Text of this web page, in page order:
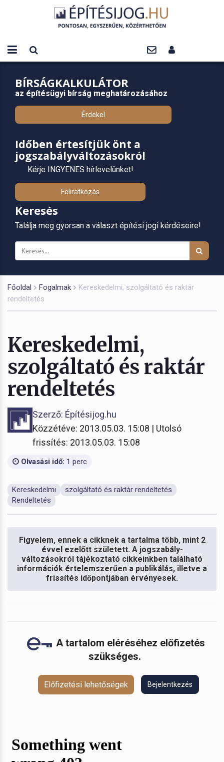
BÍRSÁGKALKULÁTOR
az építésügyi bírság meghatározásához
Érdekel
Időben értesítjük önt a
jogszabályváltozásokról
Kérje INGYENES hírlevelünket!
Feliratkozás
Keresés
Találja meg gyorsan a választ építési jogi kérdéseire!
Főoldal Fogalmak
Kereskedelmi, szolgáltató és raktár
rendeltetés
Kereskedelmi,
szolgáltató és raktár
rendeltetés
Szerző: Építésijog.hu
Közzétéve: 2013.05.03. 15:08 | Utolsó
frissítés: 2013.05.03. 15:08
Olvasási idő: 1 perc
Kereskedelmi
szolgáltató és raktár rendeltetés
Rendeltetés
Figyelem, ennek a cikknek a tartalma több, mint 2
évvel ezelőtt született. A jogszabály-
változásokról tájékoztató cikkeinkben található
információk értelemszerűen a publikálás, illetve a
frissítés időpontjában érvényesek.
A tartalom eléréséhez előfizetés
szükséges.
Előfizetési lehetőségek Bejelentkezés